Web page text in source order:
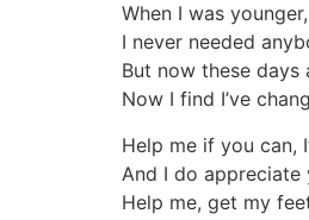
When I was
I never needed
But now these days
Now I find I’ve
Help me if you can,
And I do appreciate
Help me, get my